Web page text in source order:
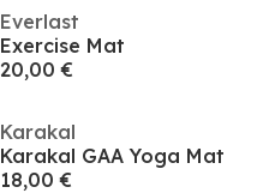
Everlast
Exercise Mat
20,00 €
Karakal
Karakal GAA Yoga Mat
18,00 €